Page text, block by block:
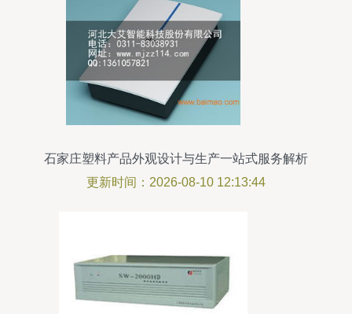
石家庄塑料产品外观设计与生产一站式服务解析
更新时间：2026-08-10 12:13:44